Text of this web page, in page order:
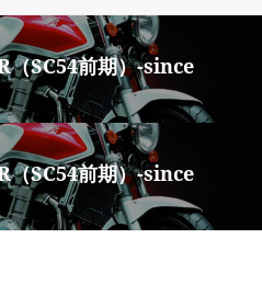
リ
ー
（SC54前期）-since
（SC54前期）-since